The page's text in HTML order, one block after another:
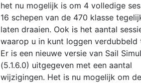
het nu mogelijk is om 4 volledige
16 schepen van de 470 klasse
laten draaien. Ook is het aantal
waarop u in kunt loggen verdubbeld
Er is een nieuwe versie van Sail
(5.1.6.0) uitgegeven met een aantal
wijzigingen. Het is nu mogelijk om de